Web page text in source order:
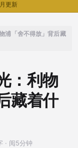
更新
浦「舍不得放」背后藏
：利物
藏着什
· 阅5分钟